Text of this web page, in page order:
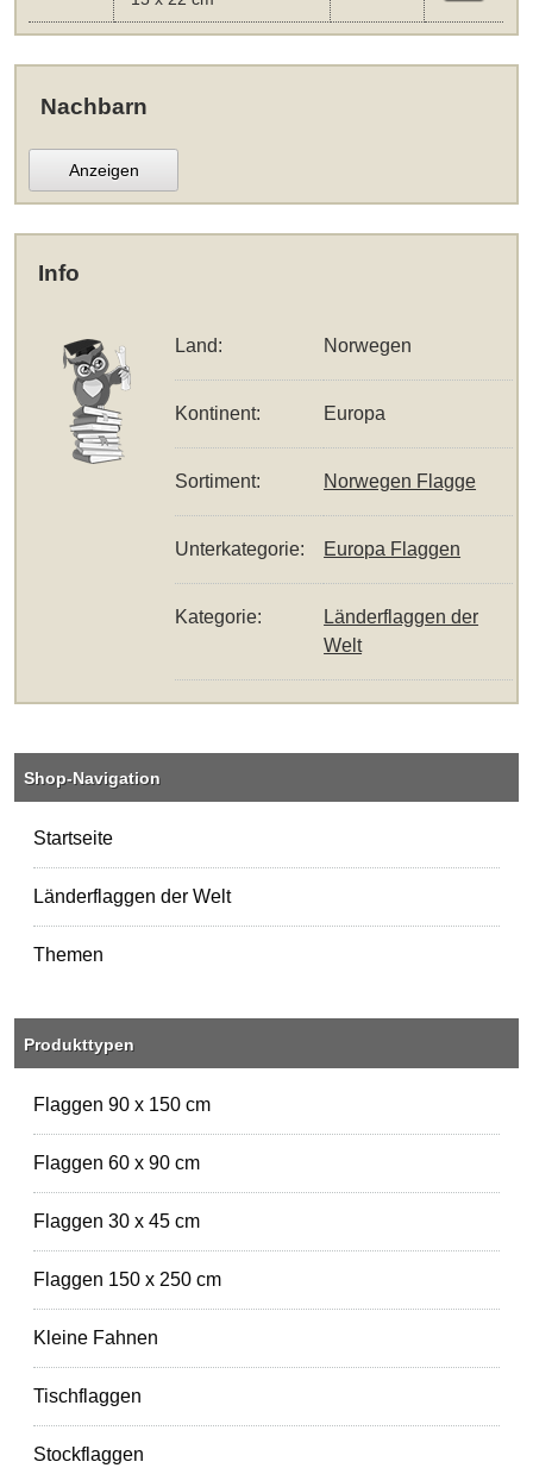
Nachbarn
Anzeigen
Info
Land: Norwegen
Kontinent: Europa
Sortiment: Norwegen Flagge
Unterkategorie: Europa Flaggen
Kategorie:
Länderflaggen der
Welt
Shop-Navigation
Startseite
Länderflaggen der Welt
Themen
Produkttypen
Flaggen 90 x 150 cm
Flaggen 60 x 90 cm
Flaggen 30 x 45 cm
Flaggen 150 x 250 cm
Kleine Fahnen
Tischflaggen
Stockflaggen